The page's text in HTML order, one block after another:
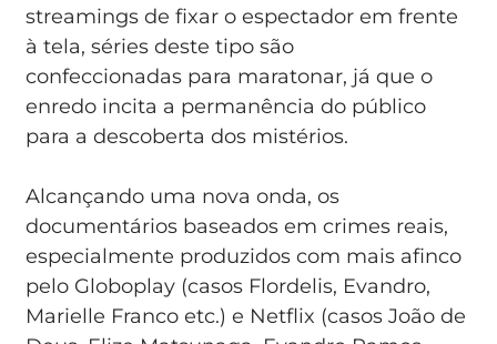
streamings de fixar o espectador em frente
à tela, séries deste tipo são
confeccionadas para maratonar, já que o
enredo incita a permanência do público
para a descoberta dos mistérios.
Alcançando uma nova onda, os
documentários baseados em crimes reais,
especialmente produzidos com mais afinco
pelo Globoplay (casos Flordelis, Evandro,
Marielle Franco etc.) e Netflix (casos João de